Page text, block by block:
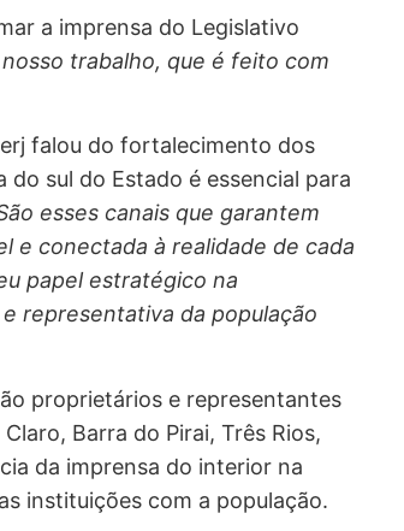
a imprensa do Legislativo
trabalho, que é feito com
falou do fortalecimento dos
sul do Estado é essencial para
esses canais que garantem
e conectada à realidade de cada
papel estratégico na
representativa da população
proprietários e representantes
Barra do Pirai, Três Rios,
da imprensa do interior na
instituições com a população.